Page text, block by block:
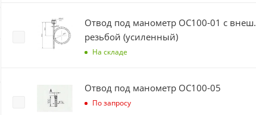
Отвод под манометр ОС100-01 с внеш.
резьбой (усиленный)
На складе
Отвод под манометр ОС100-05
По запросу